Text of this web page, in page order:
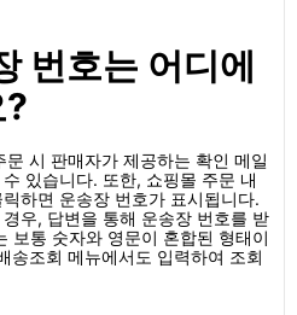
번호는 어디에
시 판매자가 제공하는 확인 메일
있습니다. 또한, 쇼핑몰 주문 내
하면 운송장 번호가 표시됩니다.
우, 답변을 통해 운송장 번호를 받
보통 숫자와 영문이 혼합된 형태이
송조회 메뉴에서도 입력하여 조회